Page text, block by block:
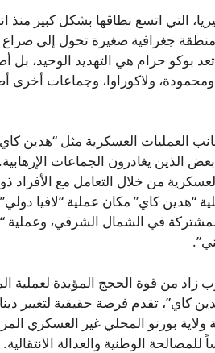
التي اتسع نطاقها بشكل كبير
في منطقة جغرافية صغيرة تحول إلى
بوكو حرام هي التهديد الوحيد،
ومحمودة، ولاكوراوا، وجماعات
قد تطور أيضاً منذ عام 2009. فبجانب العمليات
الذين يغادرون الجماعات
العسكرية من خلال التعامل مع
في الشمال الشرقي، وعملية
من قوة الحجج المؤيدة لعملية
كاي”، تقدم فرصة حقيقية لتغيير
بورنو المحلي غير العسكري
الوطنية والعدالة الانتقالية.